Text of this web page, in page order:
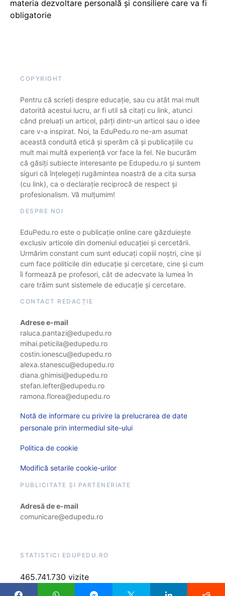
materia dezvoltare personală și consiliere care va fi
obligatorie
COPYRIGHT
Pentru că scrieți despre educație, sau cu atât mai mult
datorită acestui lucru, ar fi util să citați cu link, atunci
când preluați un articol, părți dintr-un articol sau o idee
care v-a inspirat. Noi, la EduPedu.ro ne-am asumat
această conduită etică și sperăm că și publicațiile cu
mult mai multă experiență vor face la fel. Ne bucurăm
că găsiți subiecte interesante pe Edupedu.ro și suntem
siguri că înțelegeți rugămintea noastră de a cita sursa
(cu link), ca o declarație reciprocă de respect și
profesionalism. Vă mulțumim!
DESPRE NOI
EduPedu.ro este o publicație online care găzduiește
exclusiv articole din domeniul educației și cercetării.
Urmărim constant cum sunt educați copiii noștri, cine și
cum face politicile din educație și cercetare, cine și cum
îi formează pe profesori, cât de adecvate la lumea în
care trăim sunt sistemele de educație și cercetare.
CONTACT REDACȚIE
Adrese e-mail
raluca.pantazi@edupedu.ro
mihai.peticila@edupedu.ro
costin.ionescu@edupedu.ro
alexa.stanescu@edupedu.ro
diana.ghimisi@edupedu.ro
stefan.lefter@edupedu.ro
ramona.florea@edupedu.ro
Notă de informare cu privire la prelucrarea de date
personale prin intermediul site-ului
Politica de cookie
Modifică setarile cookie-urilor
PUBLICITATE ȘI PARTENERIATE
Adresă de e-mail
comunicare@edupedu.ro
STATISTICI EDUPEDU.RO
465.741.730 vizite